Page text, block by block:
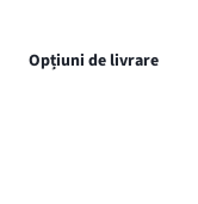
Opțiuni de livrare